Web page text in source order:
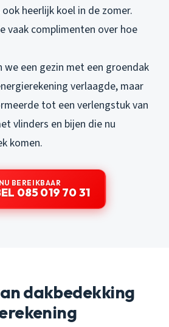
heerlijk koel in de zomer.
vaak complimenten over hoe
we een gezin met een groendak
verlaagde, maar
tot een verlengstuk van
vlinders en bijen die nu
komen.
BEREIKBAAR
085 019 70 31
dakbedekking